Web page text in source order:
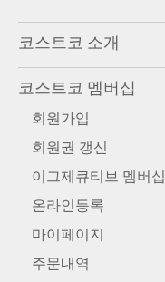
코스트코 소개
코스트코 멤버십
회원가입
회원권 갱신
이그제큐티브 멤버십
온라인등록
마이페이지
주문내역